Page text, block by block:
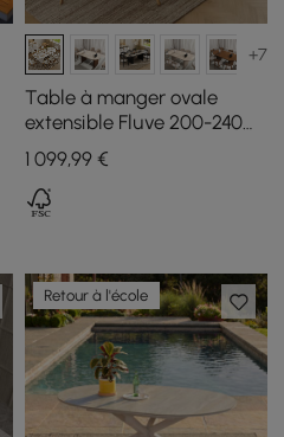
+7
Table à manger ovale
extensible Fluve 200-240
cm blanche, pour 6-8
personnes
1 099,99€
Retour à l'école